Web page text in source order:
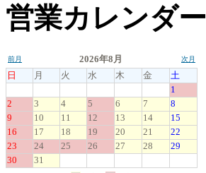
営業カレンダー